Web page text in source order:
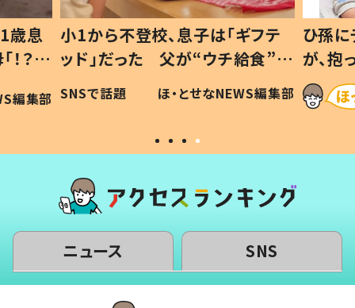
歳息
？」
編集部
小1から不登校、息子は「ギフテ
ッド」だった 父が“ウチ給食”を
作り続ける理由とは #令和の親
#令和の子
SNSで話題 ほ・とせなNEWS編集部
ひ孫
が、
「涙が
い」
ニュース SNS